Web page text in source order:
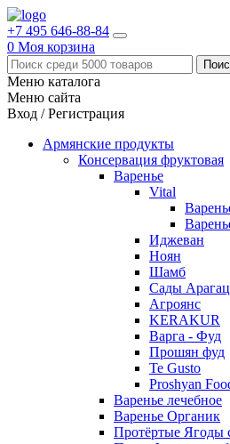
+7 495 646-88-84
0 Моя корзина
Меню каталога
Меню сайта
Вход / Регистрация
Армянские продукты
Консервация фруктовая
Варенье
Vital
Иджеван
Ноян
Шамб
Сады
Агроянс
KERAKUR
Варга - Фуд
Прошян фуд
Te Gusto
Proshyan
Варенье лечебное
Варенье Органик
Протёртые Ягоды